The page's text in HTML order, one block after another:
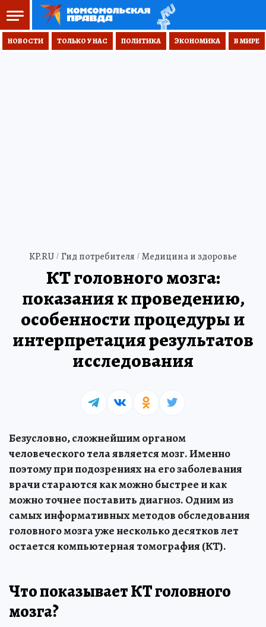
НОВОСТИ ТОЛЬКО У НАС ПОЛИТИКА ЭКОНОМИКА В МИРЕ
KP.RU Гид потребителя Медицина и здоровье
КТ головного мозга:
показания к проведению,
особенности процедуры и
интерпретация результатов
исследования
Безусловно, сложнейшим органом
человеческого тела является мозг. Именно
поэтому при подозрениях на его заболевания
врачи стараются как можно быстрее и как
можно точнее поставить диагноз. Одним из
самых информативных методов обследования
головного мозга уже несколько десятков лет
остается компьютерная томография (КТ).
Что показывает КТ головного
мозга?